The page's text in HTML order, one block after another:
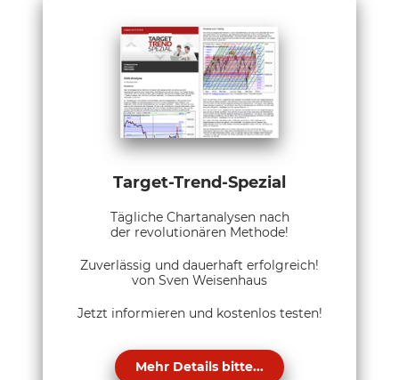
Target-Trend-Spezial
Tägliche Chartanalysen nach
der revolutionären Methode!
Zuverlässig und dauerhaft erfolgreich!
von Sven Weisenhaus
Jetzt informieren und kostenlos testen!
Mehr Details bitte...